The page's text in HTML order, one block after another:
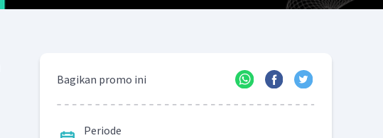
Bagikan promo ini
Periode